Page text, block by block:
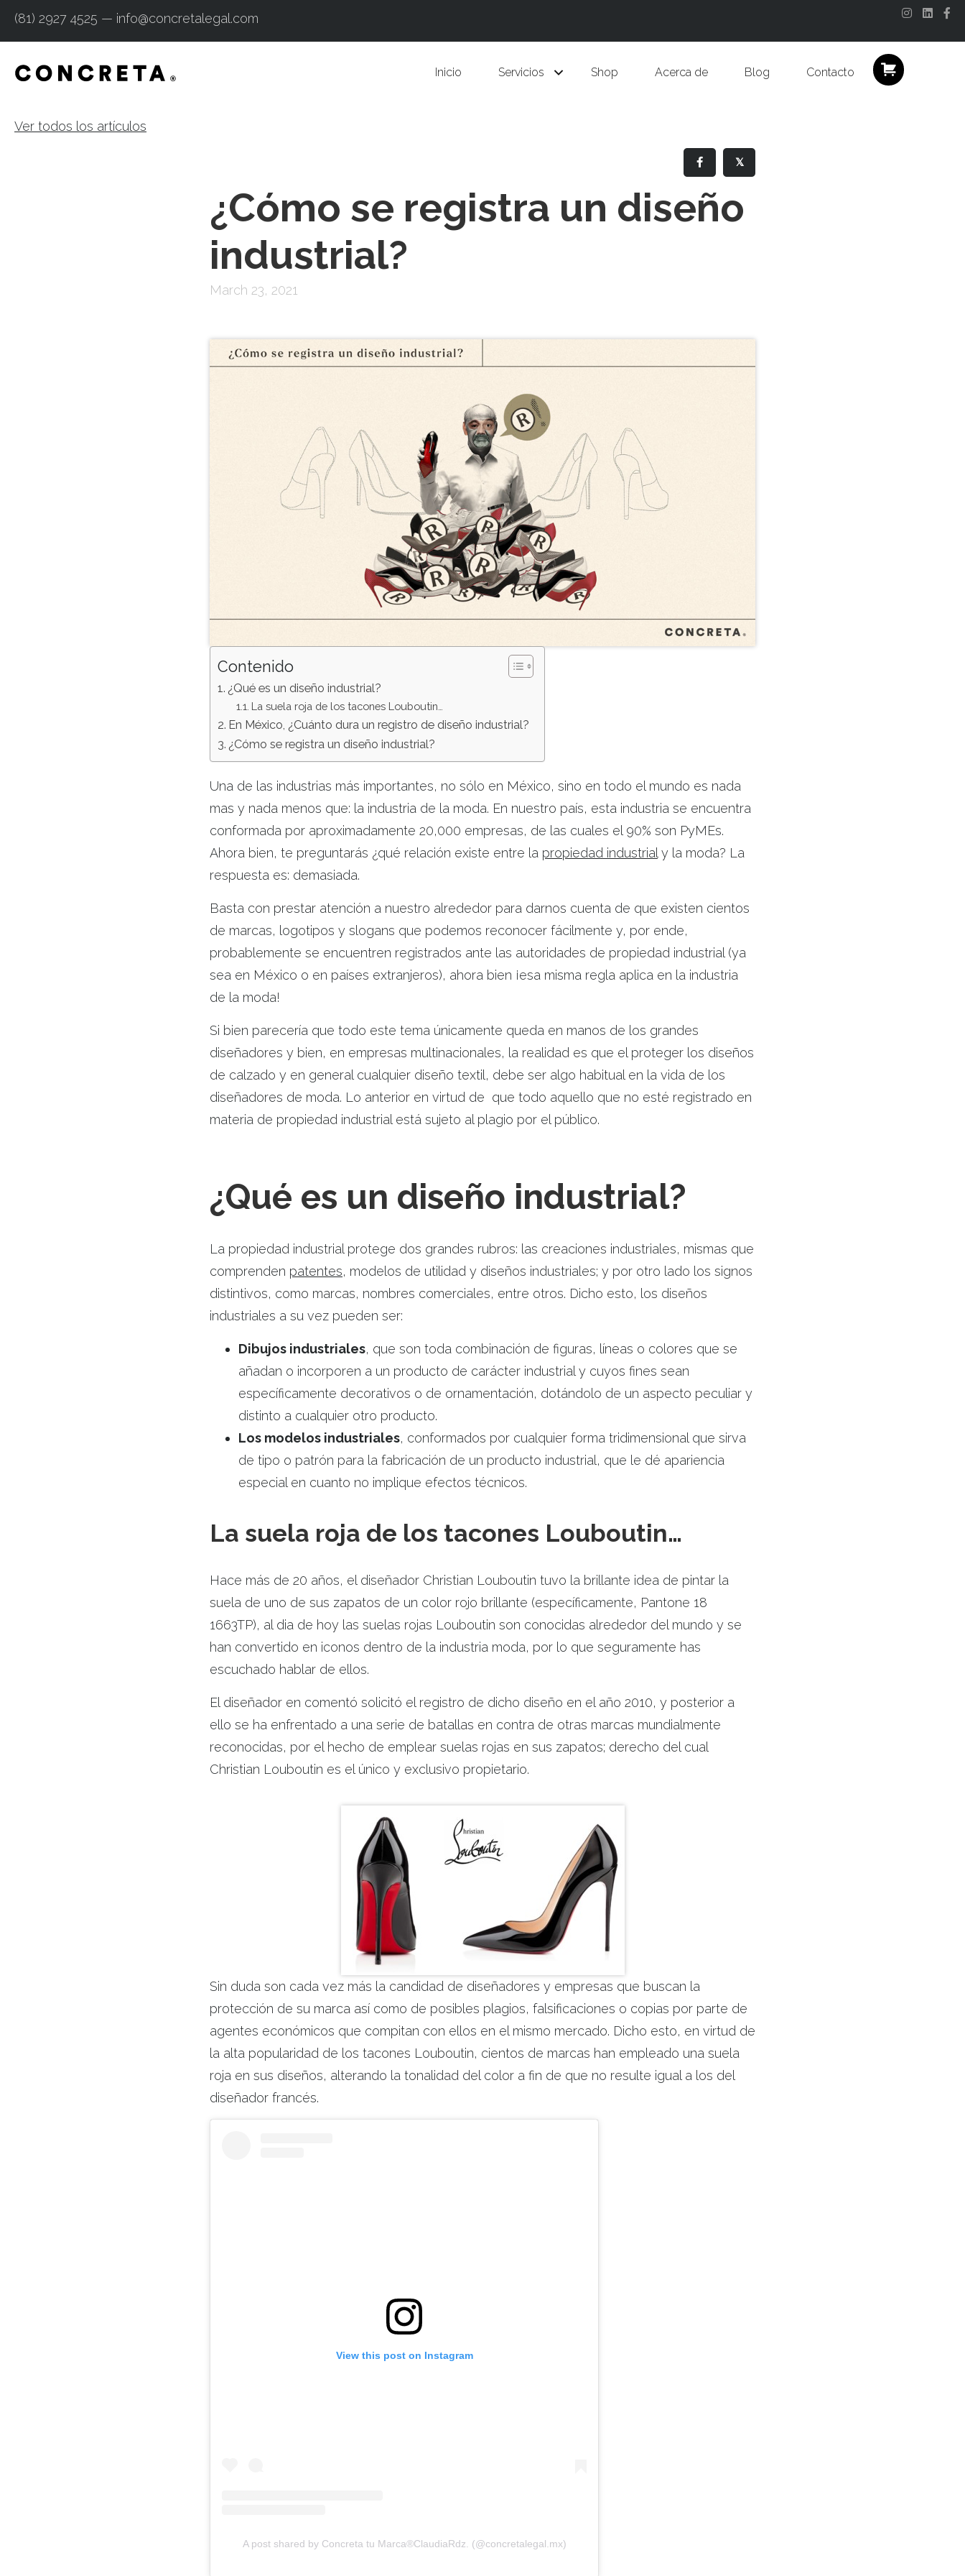
(81) 2927 4525 — info@concretalegal.com Instagram
Inicio Servicios Shop Acerca de Blog Contacto
Ver todos los artículos
𝕏
¿Cómo se registra un diseño
industrial?
March 23, 2021
Contenido
¿Qué es un diseño industrial?
La suela roja de los tacones Louboutin…
En México, ¿Cuánto dura un registro de diseño industrial?
¿Cómo se registra un diseño industrial?
Una de las industrias más importantes, no sólo en México, sino en todo el mundo es nada
mas y nada menos que: la industria de la moda. En nuestro país, esta industria se encuentra
conformada por aproximadamente 20,000 empresas, de las cuales el 90% son PyMEs.
Ahora bien, te preguntarás ¿qué relación existe entre la propiedad industrial y la moda? La
respuesta es: demasiada.
Basta con prestar atención a nuestro alrededor para darnos cuenta de que existen cientos
de marcas, logotipos y slogans que podemos reconocer fácilmente y, por ende,
probablemente se encuentren registrados ante las autoridades de propiedad industrial (ya
sea en México o en países extranjeros), ahora bien ¡esa misma regla aplica en la industria
de la moda!
Si bien parecería que todo este tema únicamente queda en manos de los grandes
diseñadores y bien, en empresas multinacionales, la realidad es que el proteger los diseños
de calzado y en general cualquier diseño textil, debe ser algo habitual en la vida de los
diseñadores de moda. Lo anterior en virtud de que todo aquello que no esté registrado en
materia de propiedad industrial está sujeto al plagio por el público.
¿Qué es un diseño industrial?
La propiedad industrial protege dos grandes rubros: las creaciones industriales, mismas que
comprenden patentes, modelos de utilidad y diseños industriales; y por otro lado los signos
distintivos, como marcas, nombres comerciales, entre otros. Dicho esto, los diseños
industriales a su vez pueden ser:
Dibujos industriales, que son toda combinación de figuras, líneas o colores que se
añadan o incorporen a un producto de carácter industrial y cuyos fines sean
específicamente decorativos o de ornamentación, dotándolo de un aspecto peculiar y
distinto a cualquier otro producto.
Los modelos industriales, conformados por cualquier forma tridimensional que sirva
de tipo o patrón para la fabricación de un producto industrial, que le dé apariencia
especial en cuanto no implique efectos técnicos.
La suela roja de los tacones Louboutin…
Hace más de 20 años, el diseñador Christian Louboutin tuvo la brillante idea de pintar la
suela de uno de sus zapatos de un color rojo brillante (específicamente, Pantone 18
1663TP), al dia de hoy las suelas rojas Louboutin son conocidas alrededor del mundo y se
han convertido en iconos dentro de la industria moda, por lo que seguramente has
escuchado hablar de ellos.
El diseñador en comentó solicitó el registro de dicho diseño en el año 2010, y posterior a
ello se ha enfrentado a una serie de batallas en contra de otras marcas mundialmente
reconocidas, por el hecho de emplear suelas rojas en sus zapatos; derecho del cual
Christian Louboutin es el único y exclusivo propietario.
Sin duda son cada vez más la candidad de diseñadores y empresas que buscan la
protección de su marca así como de posibles plagios, falsificaciones o copias por parte de
agentes económicos que compitan con ellos en el mismo mercado. Dicho esto, en virtud de
la alta popularidad de los tacones Louboutin, cientos de marcas han empleado una suela
roja en sus diseños, alterando la tonalidad del color a fin de que no resulte igual a los del
diseñador francés.
View this post on Instagram
A post shared by Concreta tu Marca®️ClaudiaRdz. (@concretalegal.mx)